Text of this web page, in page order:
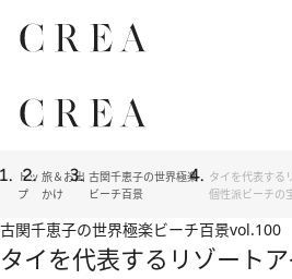
トッ
プ
旅＆お出
かけ
古関千恵子の世界極楽
ビーチ百景
タイを代表する
個性派ビーチの
古関千恵子の世界極楽ビーチ百景vol.100
タイを代表するリゾート